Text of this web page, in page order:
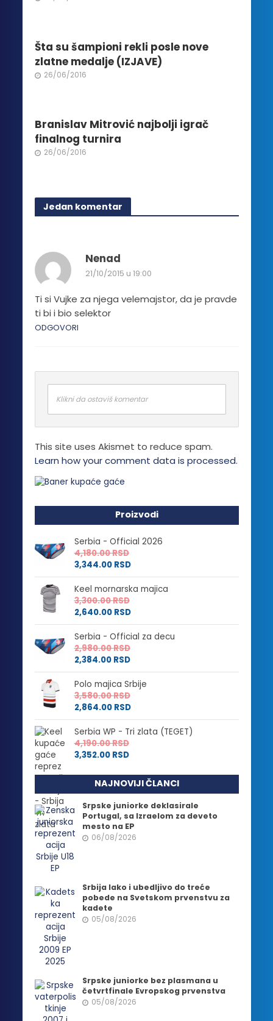
Šta su šampioni rekli posle nove
zlatne medalje (IZJAVE)
26/06/2016
Branislav Mitrović najbolji igrač
finalnog turnira
26/06/2016
Jedan komentar
Nenad
21/10/2015 u 19:00
Ti si Vujke za njega velemajstor, da je pravde
ti bi i bio selektor
ODGOVORI
Klikni da ostaviš komentar
This site uses Akismet to reduce spam.
Learn how your comment data is processed.
Proizvodi
Serbia - Official 2026
4,180.00RSD
3,344.00 RSD
Keel mornarska majica
3,300.00RSD
2,640.00 RSD
Serbia - Official za decu
2,980.00RSD
2,384.00 RSD
Polo majica Srbije
3,580.00RSD
2,864.00 RSD
Serbia WP - Tri zlata (TEGET)
4,190.00RSD
3,352.00 RSD
NAJNOVIJI ČLANCI
Srpske juniorke deklasirale
Portugal, sa Izraelom za deveto
mesto na EP
06/08/2026
Srbija lako i ubedljivo do treće
pobede na Svetskom prvenstvu za
kadete
05/08/2026
Srpske juniorke bez plasmana u
četvrtfinale Evropskog prvenstva
05/08/2026